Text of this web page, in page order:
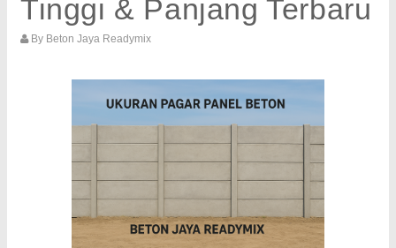
Tinggi & Panjang Terbaru
By Beton Jaya Readymix